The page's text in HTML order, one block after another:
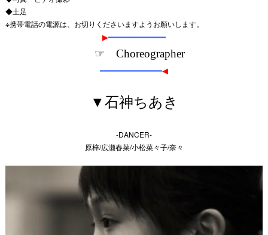
◆土足
※携帯電話の電源は、お切りくださいますようお願いします。
▶━━━━━━━━━━━━
☞ Choreographer
━━━━━━━━━━━━━◀
▼石神ちあき
-DANCER-
原梓/広瀬春菜/小松菜々子/奈々